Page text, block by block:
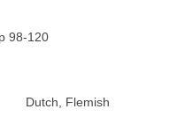
98-120
Dutch, Flemish